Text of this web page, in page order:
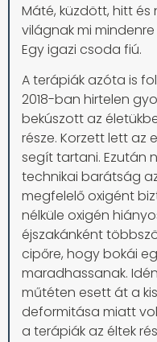
Máté, küzdött, hitt
világnak mi mindenre
Egy igazi csoda fiú.
A terápiák azóta is
2018-ban hirtelen
bekúszott az
része. Korzett lett az
segít tartani. Ezután
technikai barátság
megfelelő oxigént
nélküle oxigén
éjszakánként
cipőre, hogy bokái
maradhassanak.
műtéten esett át a
deformitása miatt
a terápiák az éltek